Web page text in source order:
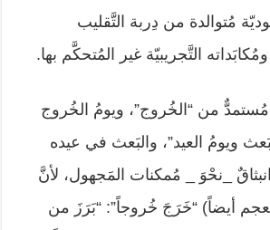
مُتوالدة من دِربة التَّقليب
التَّجريبيّة غير المُتحكَّم بها.
من “الخُروج”، ويومُ الخُروج
ويومُ العيد”، والبَعث في عيده
انبثاقٌ _نحْوَ _ مُمكنات المَجهول، لأنَّ
أيضاً) “خَرَجَ خُروجاً”: “بَرَزَ من